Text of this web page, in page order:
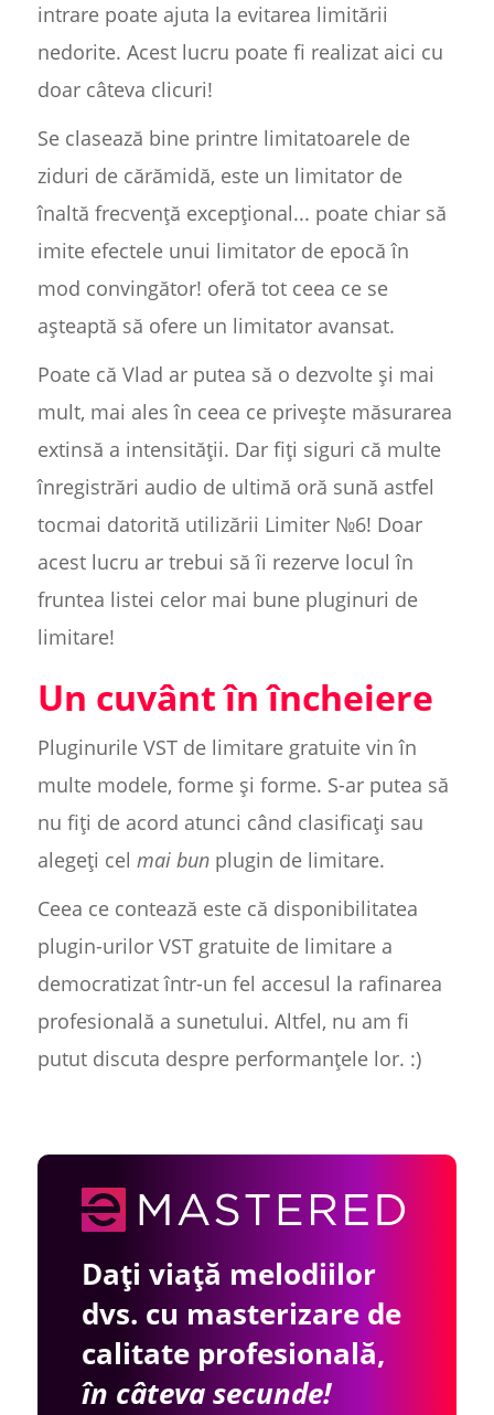
intrare poate ajuta la evitarea limitării
nedorite. Acest lucru poate fi realizat aici cu
doar câteva clicuri!
Se clasează bine printre limitatoarele de
ziduri de cărămidă, este un limitator de
înaltă frecvență excepțional... poate chiar să
imite efectele unui limitator de epocă în
mod convingător! oferă tot ceea ce se
așteaptă să ofere un limitator avansat.
Poate că Vlad ar putea să o dezvolte și mai
mult, mai ales în ceea ce privește măsurarea
extinsă a intensității. Dar fiți siguri că multe
înregistrări audio de ultimă oră sună astfel
tocmai datorită utilizării Limiter №6! Doar
acest lucru ar trebui să îi rezerve locul în
fruntea listei celor mai bune pluginuri de
limitare!
Un cuvânt în încheiere
Pluginurile VST de limitare gratuite vin în
multe modele, forme și forme. S-ar putea să
nu fiți de acord atunci când clasificați sau
alegeți cel mai bunplugin de limitare.
Ceea ce contează este că disponibilitatea
plugin-urilor VST gratuite de limitare a
democratizat într-un fel accesul la rafinarea
profesională a sunetului. Altfel, nu am fi
putut discuta despre performanțele lor. :)
Dați viață melodiilor
dvs. cu masterizare de
calitate profesională,
în câteva secunde!